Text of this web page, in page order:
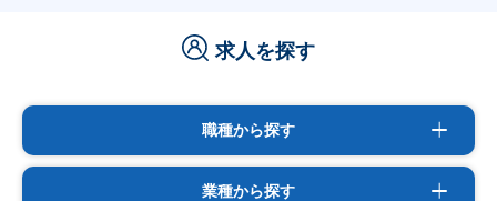
求人を探す
職種から探す
業種から探す